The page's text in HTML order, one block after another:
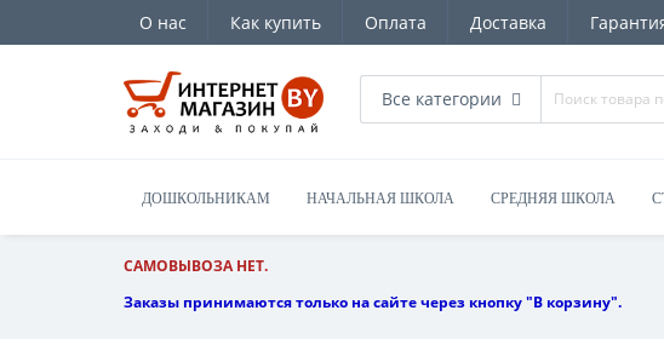
О нас Как купить Оплата Доставка
Все категории
ДОШКОЛЬНИКАМ НАЧАЛЬНАЯ ШКОЛА СРЕДНЯЯ ШКОЛА
САМОВЫВОЗА НЕТ.
Заказы принимаются только на сайте через кнопку "В корзину".